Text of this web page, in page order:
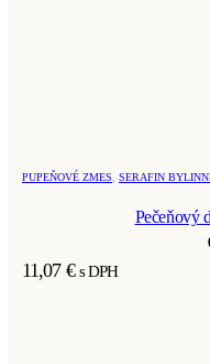
PUPEŇOVÉ ZMES SERAFIN
Pečeňový
11,07 € s DPH